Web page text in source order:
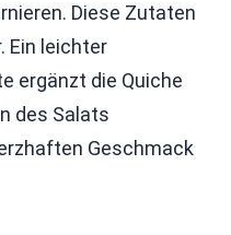
Diese Zutaten
Ein leichter
ergänzt die Quiche
des Salats
Geschmack